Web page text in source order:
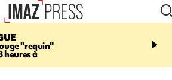
"requin"
heures à
11:31
poutres en aluminium